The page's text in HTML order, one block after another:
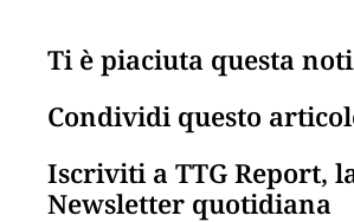
Ti è piaciuta questa
Condividi questo
Iscriviti a TTG Report,
Newsletter quotidiana